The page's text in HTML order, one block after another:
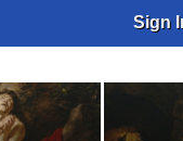
Sign